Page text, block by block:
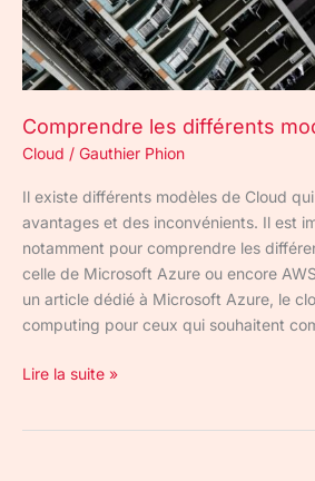
Comprendre les différents
Cloud / Gauthier Phion
Il existe différents modèles de Cloud
avantages et des inconvénients. Il est
notamment pour comprendre les
celle de Microsoft Azure ou encore
un article dédié à Microsoft Azure, le
computing pour ceux qui souhaitent
Lire la suite »